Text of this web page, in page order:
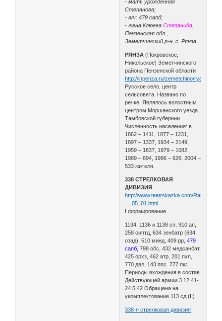
- мать урожденная
Степанова;
- в/ч: 479 сапб;
- жена КлюеваСтепанида
Пензенская обл.,
Земетчинский р-н, с. Рянза.
РЯНЗА (Покровское,
Никольское) Земетчинского
района Пензенской области
http://inpenza.ru/zemetchino/ryanza.php
Русское село, центр
сельсовета. Названо по
речке. Являлось волостным
центром Моршанского уезда
Тамбовской губернии.
Численность населения: в
1862 – 1411, 1877 – 1231,
1897 – 1337, 1934 – 2149,
1959 – 1837, 1979 – 1082,
1989 – 694, 1996 – 626, 2004 –
533 жителя.
338 СТРЕЛКОВАЯ
ДИВИЗИЯ
http://www.teatrskazka.com/Raznoe/
… 05_01.html
I формирование
1134, 1136 и 1138 сп, 910 ап,
258 оиптд, 634 зенбатр (634
озад), 510 минд, 409 рр,479
сапб, 798 обс, 432 медсанбат,
425 орхз, 462 атр, 201 пхп,
770 двл, 143 ппс 777 пкг.
Периоды вхождения в состав
Действующей армии 3.12.41-
24.5.42 Обращена на
укомплектование 113 сд (II)
338-я стрелковая дивизия